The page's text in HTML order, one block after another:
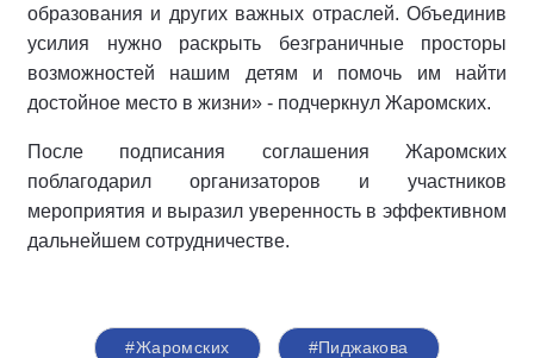
образования и других важных отраслей. Объединив
усилия нужно раскрыть безграничные просторы
возможностей нашим детям и помочь им найти
достойное место в жизни» - подчеркнул Жаромских.
После подписания соглашения Жаромских
поблагодарил организаторов и участников
мероприятия и выразил уверенность в эффективном
дальнейшем сотрудничестве.
#Жаромских #Пиджакова